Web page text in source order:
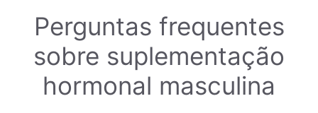
Perguntas frequentes
sobre suplementação
hormonal masculina